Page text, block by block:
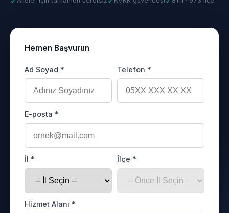
Hemen Başvurun
Ad Soyad * Telefon *
E-posta *
İl * İlçe *
Hizmet Alanı *